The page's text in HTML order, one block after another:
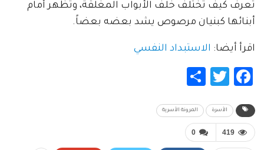
تعرف كيف تختلف خلف الأبواب المغلقة، وتظهر أمام
أبنائها كبنيان مرصوص يشد بعضه بعضاً.
اقرأ أيضا: الاستبداد النفسي
Facebook
Twitter
الأسرة المرونة الأسرية
0 419